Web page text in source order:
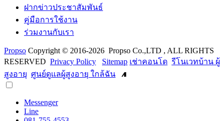
ฝากข่าวประชาสัมพันธ์
คู่มือการใช้งาน
ร่วมงานกับเรา
Propso Copyright © 2016-2026 Propso Co.,LTD , ALL RIGHTS
RESERVED Privacy Policy Sitemap เช่าคอนโด รีโนเวทบ้าน ผู้
สูงอายุ ศูนย์ดูแลผู้สูงอายุ ใกล้ฉัน
Messenger
Line